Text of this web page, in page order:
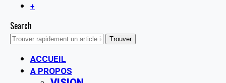
+
Search
ACCUEIL
A PROPOS